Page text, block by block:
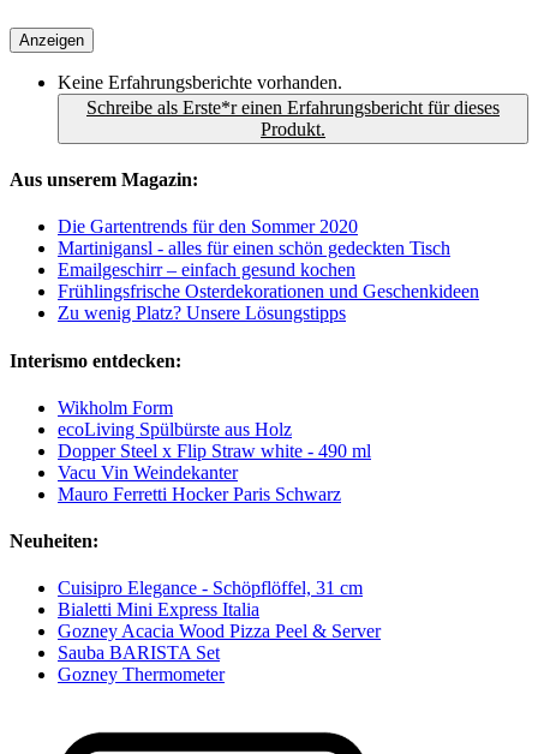
Anzeigen
Keine Erfahrungsberichte vorhanden.
Schreibe als Erste*r einen Erfahrungsbericht für dieses
Produkt.
Aus unserem Magazin:
Die Gartentrends für den Sommer 2020
Martinigansl - alles für einen schön gedeckten Tisch
Emailgeschirr – einfach gesund kochen
Frühlingsfrische Osterdekorationen und Geschenkideen
Zu wenig Platz? Unsere Lösungstipps
Interismo entdecken:
Wikholm Form
ecoLiving Spülbürste aus Holz
Dopper Steel x Flip Straw white - 490 ml
Vacu Vin Weindekanter
Mauro Ferretti Hocker Paris Schwarz
Neuheiten:
Cuisipro Elegance - Schöpflöffel, 31 cm
Bialetti Mini Express Italia
Gozney Acacia Wood Pizza Peel & Server
Sauba BARISTA Set
Gozney Thermometer